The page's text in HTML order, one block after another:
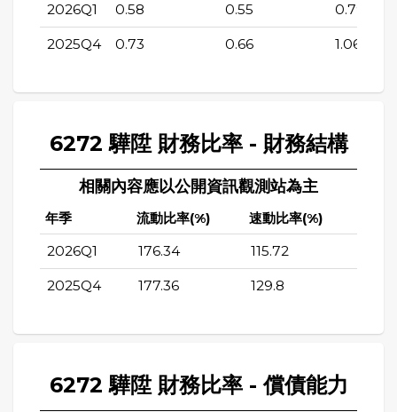
2026Q1 0.58 0.55 0.79
2025Q4 0.73 0.66 1.06
6272 驊陞 財務比率 - 財務結構
相關內容應以公開資訊觀測站為主
年季 流動比率(%) 速動比率(%)
2026Q1 176.34 115.72
2025Q4 177.36 129.8
6272 驊陞 財務比率 - 償債能力